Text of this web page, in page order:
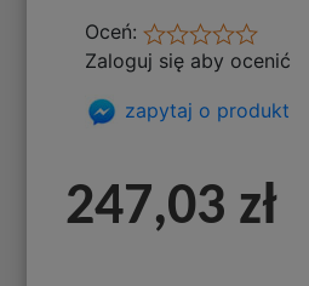
Oceń:
Zaloguj się aby ocenić
zapytaj o produkt
247,03 zł